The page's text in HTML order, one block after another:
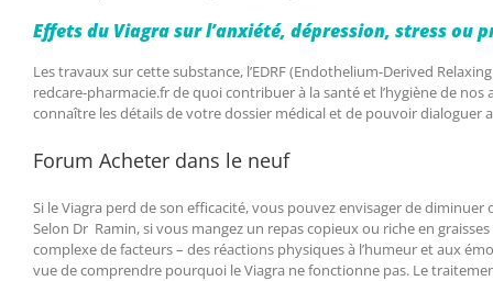
Effets du Viagra sur l’anxiété, dépression, stress ou
Les travaux sur cette substance, l’EDRF (Endothelium-Derived
redcare-pharmacie.fr de quoi contribuer à la santé et l’hygiène de
connaître les détails de votre dossier médical et de pouvoir dialoguer
Forum Acheter dans le neuf
Si le Viagra perd de son efficacité, vous pouvez envisager de
Selon Dr Ramin, si vous mangez un repas copieux ou riche en
complexe de facteurs – des réactions physiques à l’humeur et aux
vue de comprendre pourquoi le Viagra ne fonctionne pas. Le